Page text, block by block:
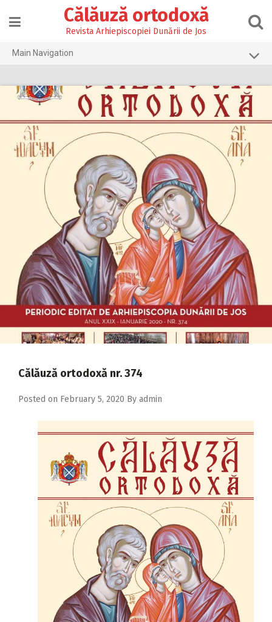
content
Călăuză ortodoxă
Revista Arhiepiscopiei Dunării de Jos
Main Navigation
2026
2025
2024
2023
2019
2018
2017
2015
2014
Călăuză ortodoxă nr. 374
Posted on February 5, 2020 By admin